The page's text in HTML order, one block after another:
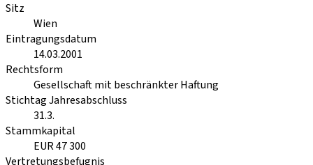
Sitz
Wien
Eintragungsdatum
14.03.2001
Rechtsform
Gesellschaft mit beschränkter Haftung
Stichtag Jahresabschluss
31.3.
Stammkapital
EUR 47 300
Vertretungsbefugnis